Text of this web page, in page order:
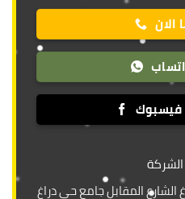
الان
فيسبوك
الشارع المقابل جامع حي دراغ